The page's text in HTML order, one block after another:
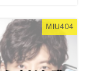
MIU404